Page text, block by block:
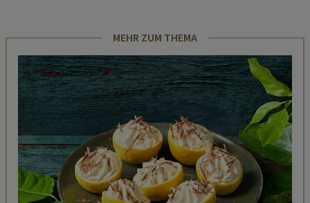
MEHR ZUM THEMA